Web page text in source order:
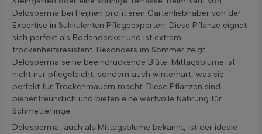
Delosperma bei Heijnen profitieren Gartenliebhaber von der
Expertise in Sukkulenten Pflegeexperten. Diese Pflanze eignet
sich perfekt als Bodendecker und ist extrem
trockenheitsresistent. Besonders im Sommer zeigt
Delosperma seine beeindruckende Blüte. Mittagsblume ist
nicht nur pflegeleicht, sondern auch winterhart, was sie
perfekt für Trockenmauern macht. Diese Pflanzen sind
bienenfreundlich und bieten eine wertvolle Nahrung für
Schmetterlinge.
Delosperma, auch als Mittagsblume bekannt, ist der ideale